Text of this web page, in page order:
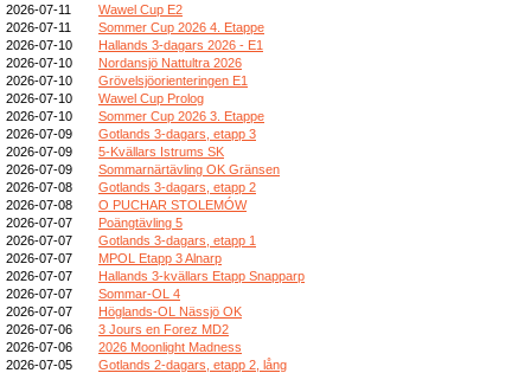
2026-07-11
Wawel Cup E2
2026-07-11
Sommer Cup 2026 4. Etappe
2026-07-10
Hallands 3-dagars 2026 - E1
2026-07-10
Nordansjö Nattultra 2026
2026-07-10
Grövelsjöorienteringen E1
2026-07-10
Wawel Cup Prolog
2026-07-10
Sommer Cup 2026 3. Etappe
2026-07-09
Gotlands 3-dagars, etapp 3
2026-07-09
5-Kvällars Istrums SK
2026-07-09
Sommarnärtävling OK Gränsen
2026-07-08
Gotlands 3-dagars, etapp 2
2026-07-08
O PUCHAR STOLEMÓW
2026-07-07
Poängtävling 5
2026-07-07
Gotlands 3-dagars, etapp 1
2026-07-07
MPOL Etapp 3 Alnarp
2026-07-07
Hallands 3-kvällars Etapp Snapparp
2026-07-07
Sommar-OL 4
2026-07-07
Höglands-OL Nässjö OK
2026-07-06
3 Jours en Forez MD2
2026-07-06
2026 Moonlight Madness
2026-07-05
Gotlands 2-dagars, etapp 2, lång